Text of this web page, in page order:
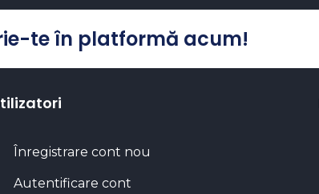
te în platformă acum!
Înregistrare cont nou
Autentificare cont